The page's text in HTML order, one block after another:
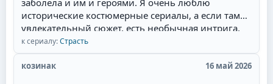
заболела и им и героями. Я очень люблю
исторические костюмерные сериалы, а если там
увлекательный сюжет, есть необычная интрига,
красивые талантливые актёры(Фернандо Колунга,
Себастьян Рульи, Уильям Леви) и их
великолепная игра, то для меня наслаждение
к сериалу:Страсть
козинак 16 май 2026